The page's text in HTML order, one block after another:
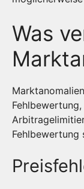
Was
Fehlbewertung